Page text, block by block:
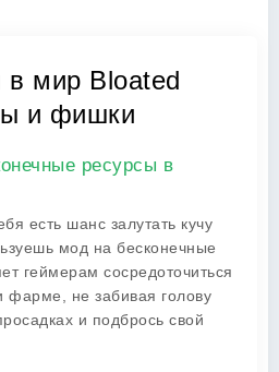
в мир Bloated
и фишки
ресурсы в
есть шанс залутать кучу
мод на бесконечные
геймерам сосредоточиться
фарме, не забивая голову
и подбрось свой